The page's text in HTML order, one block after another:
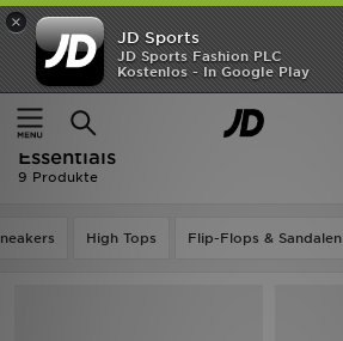
×
JD Sports
JD Sports Fashion PLC
Kostenlos - In Google Play
Startseite
Frauen Frauenschuhe
Schwarz Frauenschuhe - Spring
Essentials
9 Produkte
High Tops Flip-Flops & Sandalen
Startseite
ANGEBOTE
Marken